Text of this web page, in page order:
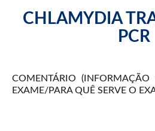
CHLAMYDIA
PCR
COMENTÁRIO (INFORMAÇÃO
EXAME/PARA QUÊ SERVE O